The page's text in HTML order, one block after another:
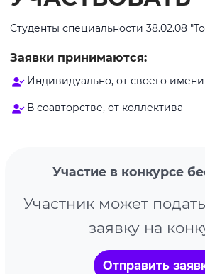
Студенты специальности 38.02.08
Заявки принимаются:
Индивидуально, от своего имени
В соавторстве, от коллектива
Участие в конкурсе
Участник может
заявку на
Отправить